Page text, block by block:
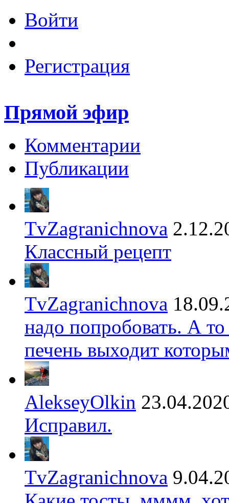
Войти
Регистрация
Прямой эфир
Комментарии
Публикации
TvZagranichnova
Классный рецепт
TvZagranichnova
надо попробовать. А
печень выходит
AlekseyOlkin
Исправил.
TvZagranichnova